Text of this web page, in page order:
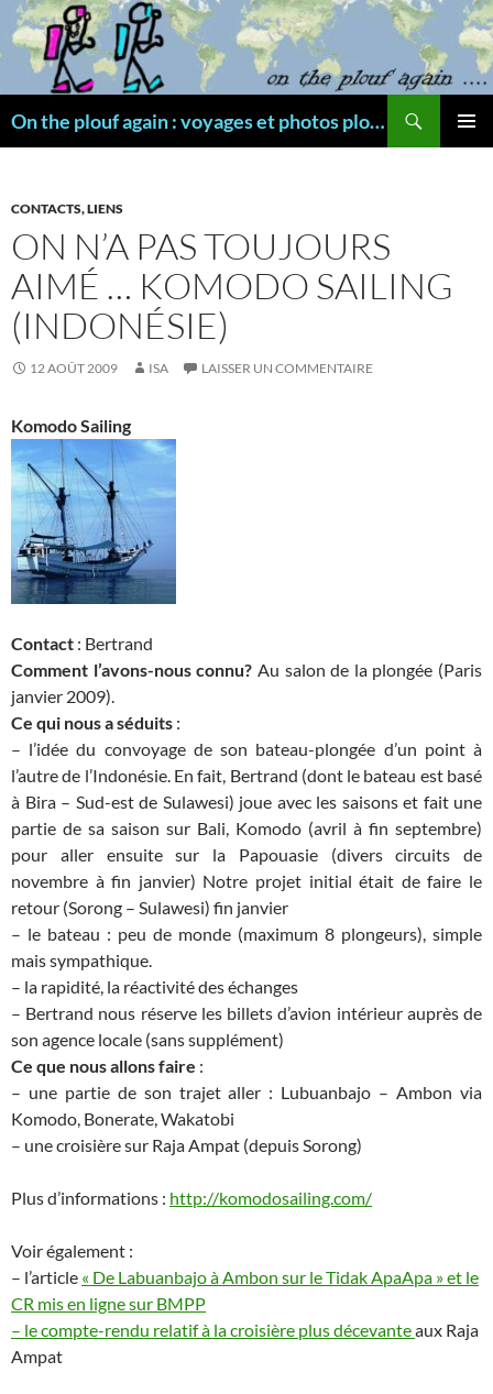
Aller
au
contenu
On the plouf again : voyages et photos plongée
CONTACTS, LIENS
ON N’A PAS TOUJOURS
AIMÉ … KOMODO SAILING
(INDONÉSIE)
12 AOÛT 2009 ISA LAISSER UN COMMENTAIRE
Komodo Sailing
Contact : Bertrand
Comment l’avons-nous connu? Au salon de la plongée (Paris
janvier 2009).
Ce qui nous a séduits :
– l’idée du convoyage de son bateau-plongée d’un point à
l’autre de l’Indonésie. En fait, Bertrand (dont le bateau est basé
à Bira – Sud-est de Sulawesi) joue avec les saisons et fait une
partie de sa saison sur Bali, Komodo (avril à fin septembre)
pour aller ensuite sur la Papouasie (divers circuits de
novembre à fin janvier) Notre projet initial était de faire le
retour (Sorong – Sulawesi) fin janvier
– le bateau : peu de monde (maximum 8 plongeurs), simple
mais sympathique.
– la rapidité, la réactivité des échanges
– Bertrand nous réserve les billets d’avion intérieur auprès de
son agence locale (sans supplément)
Ce que nous allons faire :
– une partie de son trajet aller : Lubuanbajo – Ambon via
Komodo, Bonerate, Wakatobi
– une croisière sur Raja Ampat (depuis Sorong)
Plus d’informations : http://komodosailing.com/
Voir également :
– l’article « De Labuanbajo à Ambon sur le Tidak ApaApa » et le
CR mis en ligne sur BMPP
– le compte-rendu relatif à la croisière plus décevanteaux Raja
Ampat